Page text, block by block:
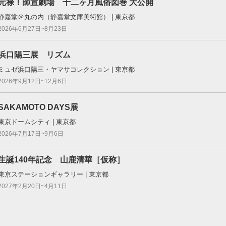
禄！師宣劇場 十二ヶ月風俗図巻 大公開
嘉堂＠丸の内（静嘉堂文庫美術館） | 東京都
年6月27日~8月23日
口陽三展 リズム
ミュゼ浜口陽三・ヤマサコレクション | 東京都
年9月12日~12月6日
DAYS展
京ドームシティ | 東京都
年7月17日~9月6日
誕140年記念 山鹿清華［仮称］
京ステーションギャラリー | 東京都
年2月20日~4月11日